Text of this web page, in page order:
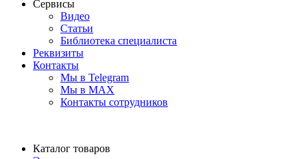
Сервисы
Видео
Статьи
Библиотека специалиста
Реквизиты
Контакты
Мы в Telegram
Мы в MAX
Контакты сотрудников
Каталог товаров